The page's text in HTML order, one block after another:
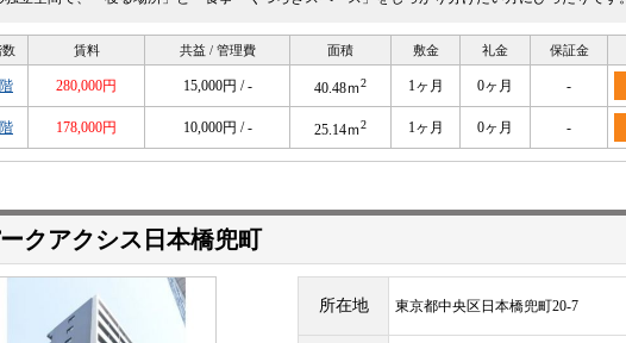
数 賃料 共益 / 管理費 面積 敷金 礼金 保証金
280,000円 15,000円 / - 40.48ｍ2 1ヶ月 0ヶ月 -
178,000円 10,000円 / - 25.14ｍ2 1ヶ月 0ヶ月 -
クアクシス日本橋兜町
所在地 東京都中央区日本橋兜町20-7